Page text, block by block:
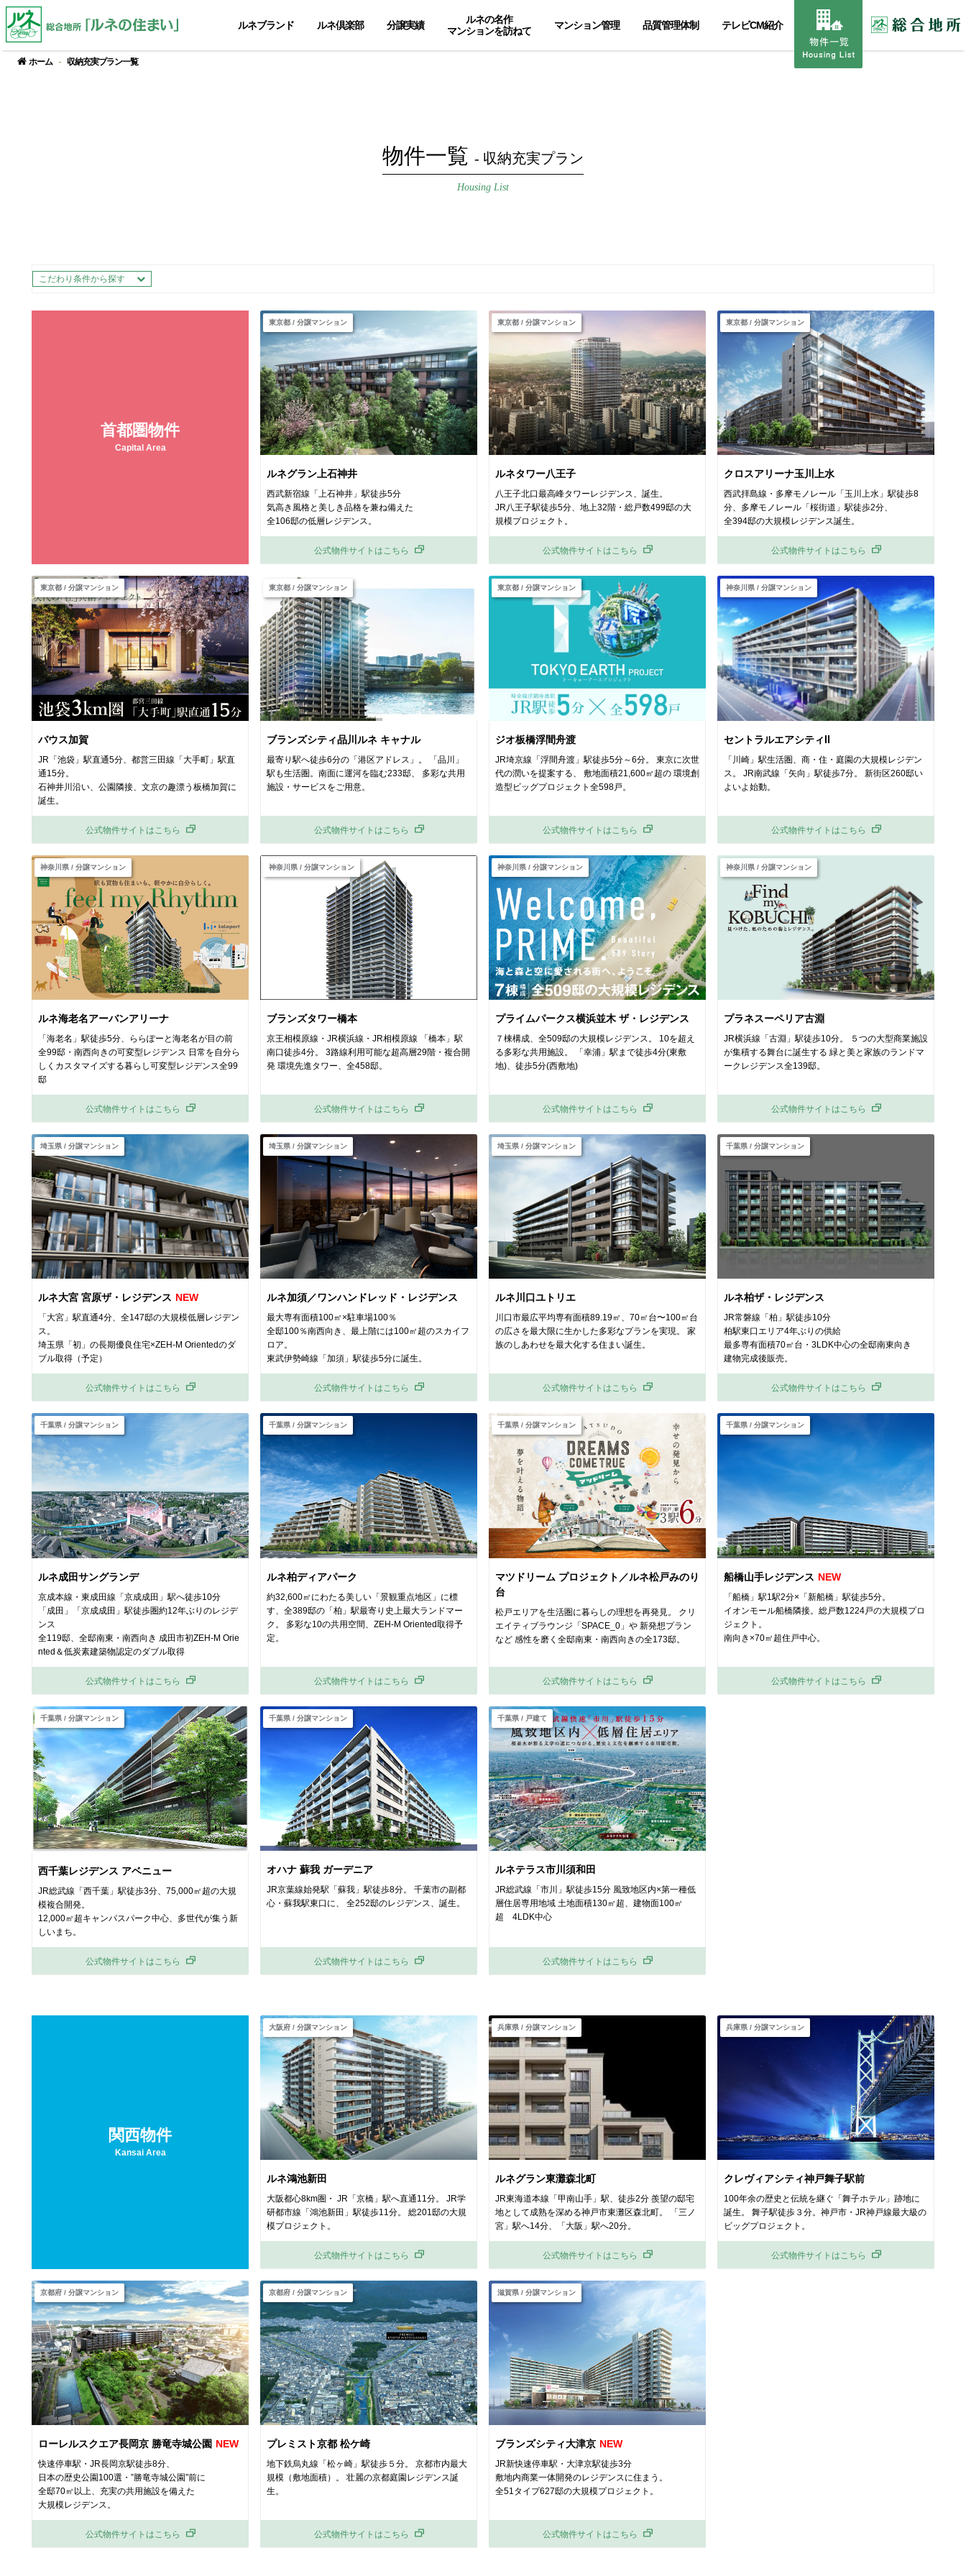
ルネブランド ルネ倶楽部 分譲実績
ルネの名作
マンションを訪ねて
マンション管理 品質管理体制 テレビCM紹介
ホーム 収納充実プラン一覧
物件一覧 - 収納充実プラン
Housing List
こだわり条件から探す
首都圏物件
Capital Area
東京都 / 分譲マンション
ルネグラン上石神井
西武新宿線「上石神井」駅徒歩5分
気高き風格と美しき品格を兼ね備えた
全106邸の低層レジデンス。
公式物件サイトはこちら
東京都 / 分譲マンション
ルネタワー八王子
八王子北口最高峰タワーレジデンス、誕生。
JR八王子駅徒歩5分、地上32階・総戸数499邸の大
規模プロジェクト。
公式物件サイトはこちら
東京都 / 分譲マンション
クロスアリーナ玉川上水
西武拝島線・多摩モノレール「玉川上水」駅徒歩8
分、多摩モノレール「桜街道」駅徒歩2分、
全394邸の大規模レジデンス誕生。
公式物件サイトはこちら
東京都 / 分譲マンション
バウス加賀
JR「池袋」駅直通5分、都営三田線「大手町」駅直
通15分。
石神井川沿い、公園隣接、文京の趣漂う板橋加賀に
誕生。
公式物件サイトはこちら
東京都 / 分譲マンション
ブランズシティ品川ルネ キャナル
最寄り駅へ徒歩6分の「港区アドレス」。 「品川」
駅も生活圏。南面に運河を臨む233邸、 多彩な共用
施設・サービスをご用意。
公式物件サイトはこちら
東京都 / 分譲マンション
ジオ板橋浮間舟渡
JR埼京線「浮間舟渡」駅徒歩5分～6分。 東京に次世
代の潤いを提案する、 敷地面積21,600㎡超の 環境創
造型ビッグプロジェクト全598戸。
公式物件サイトはこちら
神奈川県 / 分譲マンション
セントラルエアシティⅡ
「川崎」駅生活圏、商・住・庭園の大規模レジデン
ス。 JR南武線「矢向」駅徒歩7分。 新街区260邸い
よいよ始動。
公式物件サイトはこちら
神奈川県 / 分譲マンション
ルネ海老名アーバンアリーナ
「海老名」駅徒歩5分、ららぽーと海老名が目の前
全99邸・南西向きの可変型レジデンス 日常を自分ら
しくカスタマイズする暮らし可変型レジデンス全99
邸
公式物件サイトはこちら
神奈川県 / 分譲マンション
ブランズタワー橋本
京王相模原線・JR横浜線・JR相模原線 「橋本」駅
南口徒歩4分。 3路線利用可能な超高層29階・複合開
発 環境先進タワー、全458邸。
公式物件サイトはこちら
神奈川県 / 分譲マンション
プライムパークス横浜並木 ザ・レジデンス
７棟構成、全509邸の大規模レジデンス。 10を超え
る多彩な共用施設。 「幸浦」駅まで徒歩4分(東敷
地)、徒歩5分(西敷地)
公式物件サイトはこちら
神奈川県 / 分譲マンション
プラネスーペリア古淵
JR横浜線「古淵」駅徒歩10分。 ５つの大型商業施設
が集積する舞台に誕生する 緑と美と家族のランドマ
ークレジデンス全139邸。
公式物件サイトはこちら
埼玉県 / 分譲マンション
ルネ大宮 宮原ザ・レジデンス
「大宮」駅直通4分、全147邸の大規模低層レジデン
ス。
埼玉県「初」の長期優良住宅×ZEH-M Orientedのダ
ブル取得（予定）
公式物件サイトはこちら
埼玉県 / 分譲マンション
ルネ加須／ワンハンドレッド・レジデンス
最大専有面積100㎡×駐車場100％
全邸100％南西向き、最上階には100㎡超のスカイフ
ロア。
東武伊勢崎線「加須」駅徒歩5分に誕生。
公式物件サイトはこちら
埼玉県 / 分譲マンション
ルネ川口ユトリエ
川口市最広平均専有面積89.19㎡、70㎡台〜100㎡台
の広さを最大限に生かした多彩なプランを実現。 家
族のしあわせを最大化する住まい誕生。
公式物件サイトはこちら
千葉県 / 分譲マンション
ルネ柏ザ・レジデンス
JR常磐線「柏」駅徒歩10分
柏駅東口エリア4年ぶりの供給
最多専有面積70㎡台・3LDK中心の全邸南東向き
建物完成後販売。
公式物件サイトはこちら
千葉県 / 分譲マンション
ルネ成田サングランデ
京成本線・東成田線「京成成田」駅へ徒歩10分
「成田」「京成成田」駅徒歩圏約12年ぶりのレジデ
ンス
全119邸、全邸南東・南西向き 成田市初ZEH-M Orie
nted＆低炭素建築物認定のダブル取得
公式物件サイトはこちら
千葉県 / 分譲マンション
ルネ柏ディアパーク
約32,600㎡にわたる美しい「景観重点地区」に標
す、全389邸の「柏」駅最寄り史上最大ランドマー
ク。 多彩な10の共用空間、ZEH-M Oriented取得予
定。
公式物件サイトはこちら
千葉県 / 分譲マンション
マツドリーム プロジェクト／ルネ松戸みのり
台
松戸エリアを生活圏に暮らしの理想を再発見。 クリ
エイティブラウンジ「SPACE_0」や 新発想プラン
など 感性を磨く全邸南東・南西向きの全173邸。
公式物件サイトはこちら
千葉県 / 分譲マンション
船橋山手レジデンス
「船橋」駅1駅2分×「新船橋」駅徒歩5分。
イオンモール船橋隣接。総戸数1224戸の大規模プロ
ジェクト。
南向き×70㎡超住戸中心。
公式物件サイトはこちら
千葉県 / 分譲マンション
西千葉レジデンス アベニュー
JR総武線「西千葉」駅徒歩3分、75,000㎡超の大規
模複合開発。
12,000㎡超キャンパスパーク中心、多世代が集う新
しいまち 。
公式物件サイトはこちら
千葉県 / 分譲マンション
オハナ 蘇我 ガーデニア
JR京葉線始発駅「蘇我」駅徒歩8分。 千葉市の副都
心・蘇我駅東口に、 全252邸のレジデンス、誕生。
公式物件サイトはこちら
千葉県 / 戸建て
ルネテラス市川須和田
JR総武線「市川」駅徒歩15分 風致地区内×第一種低
層住居専用地域 土地面積130㎡超、建物面100㎡
超 4LDK中心
公式物件サイトはこちら
関西物件
Kansai Area
大阪府 / 分譲マンション
ルネ鴻池新田
大阪都心8km圏・ JR「京橋」駅へ直通11分。 JR学
研都市線「鴻池新田」駅徒歩11分。 総201邸の大規
模プロジェクト。
公式物件サイトはこちら
兵庫県 / 分譲マンション
ルネグラン東灘森北町
JR東海道本線「甲南山手」駅、徒歩2分 羨望の邸宅
地として成熟を深める神戸市東灘区森北町。 「三ノ
宮」駅へ14分、「大阪」駅へ20分。
公式物件サイトはこちら
兵庫県 / 分譲マンション
クレヴィアシティ神戸舞子駅前
100年余の歴史と伝統を継ぐ「舞子ホテル」跡地に
誕生。 舞子駅徒歩３分。神戸市・JR神戸線最大級の
ビッグプロジェクト。
公式物件サイトはこちら
京都府 / 分譲マンション
ローレルスクエア長岡京 勝竜寺城公園
快速停車駅・JR長岡京駅徒歩8分、
日本の歴史公園100選・”勝竜寺城公園”前に
全邸70㎡以上、充実の共用施設を備えた
大規模レジデンス。
公式物件サイトはこちら
京都府 / 分譲マンション
プレミスト京都 松ケ崎
地下鉄烏丸線「松ヶ崎」駅徒歩５分。 京都市内最大
規模（敷地面積）。 壮麗の京都庭園レジデンス誕
生。
公式物件サイトはこちら
滋賀県 / 分譲マンション
ブランズシティ大津京
JR新快速停車駅・大津京駅徒歩3分
敷地内商業一体開発のレジデンスに住まう。
全51タイプ627邸の大規模プロジェクト。
公式物件サイトはこちら